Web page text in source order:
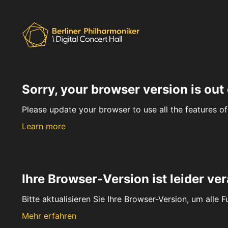
Sorry, your browser version is out
Please update your browser to use all the features
Learn more
Ihre Browser-Version ist leider
Bitte aktualisieren Sie Ihre Browser-Version, um alle
Mehr erfahren